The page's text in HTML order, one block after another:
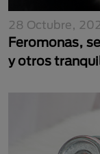
28 Octubre,
Feromonas,
y otros